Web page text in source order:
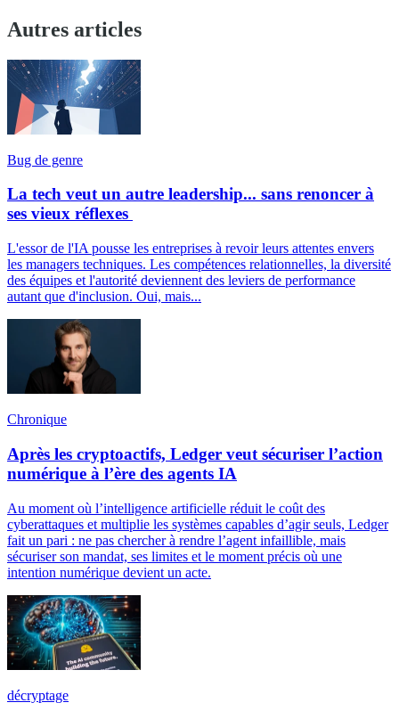
Autres articles
Bug de genre
La tech veut un autre leadership... sans renoncer à
ses vieux réflexes
L'essor de l'IA pousse les entreprises à revoir leurs attentes envers
les managers techniques. Les compétences relationnelles, la diversité
des équipes et l'autorité deviennent des leviers de performance
autant que d'inclusion. Oui, mais...
Chronique
Après les cryptoactifs, Ledger veut sécuriser l’action
numérique à l’ère des agents IA
Au moment où l’intelligence artificielle réduit le coût des
cyberattaques et multiplie les systèmes capables d’agir seuls, Ledger
fait un pari : ne pas chercher à rendre l’agent infaillible, mais
sécuriser son mandat, ses limites et le moment précis où une
intention numérique devient un acte.
décryptage